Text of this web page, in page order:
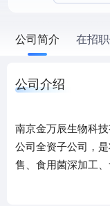
公司简介 在招
公司介绍
南京金万辰生物科
公司全资子公司，
售、食用菌深加工
及休闲农业旅游基